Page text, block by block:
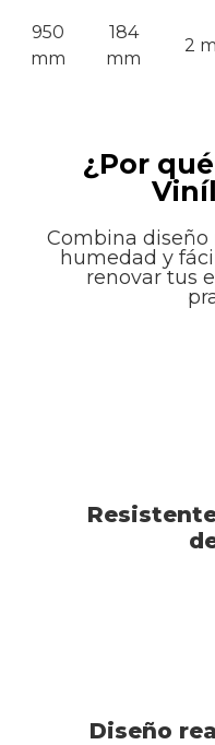
950
mm
184
mm
2
¿Por
Combina diseño
humedad y
renovar tus
Diseño